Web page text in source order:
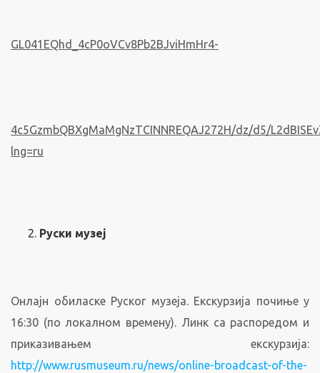
GL041EQhd_4cP0oVCv8Pb2BJviHmHr4-
4c5GzmbQBXgMaMgNzTCINNREQAJ272H/dz/d5/
lng=ru
Руски музеј
Онлајн обиласке Руског музеја. Екскурзија почиње у
16:30 (по локалном времену). Линк са распоредом и
приказивањем екскурзија:
http://www.rusmuseum.ru/news/online-broadcast-of-the-